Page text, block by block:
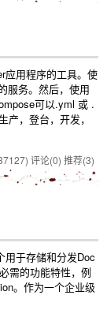
应用程序的工具。使
服务。然后，使用
可以.yml 或 .
，登台，开发，
评论(0) 推荐(3)
用于存储和分发Doc
需的功能特性，例
。作为一个企业级